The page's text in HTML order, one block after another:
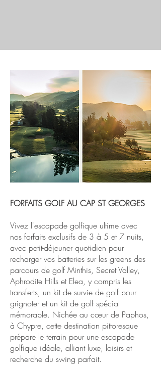
FORFAITS GOLF AU CAP ST GEORGES
Vivez l'escapade golfique ultime avec
nos forfaits exclusifs de 3 à 5 et 7 nuits,
avec petit-déjeuner quotidien pour
recharger vos batteries sur les greens des
parcours de golf Minthis, Secret Valley,
Aphrodite Hills et Elea, y compris les
transferts, un kit de survie de golf pour
grignoter et un kit de golf spécial
mémorable. Nichée au cœur de Paphos,
à Chypre, cette destination pittoresque
prépare le terrain pour une escapade
golfique idéale, alliant luxe, loisirs et
recherche du swing parfait.